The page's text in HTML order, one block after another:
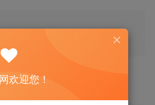
信息
欢迎您！